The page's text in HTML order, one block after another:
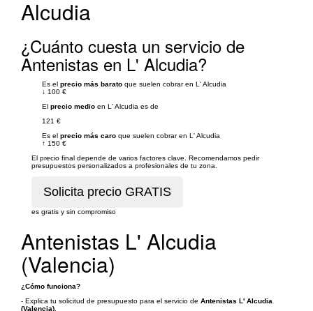
Alcudia
¿Cuánto cuesta un servicio de
Antenistas en L' Alcudia?
Es el precio más barato que suelen cobrar en L' Alcudia
↓ 100 €
El precio medio en L' Alcudia es de
121 €
Es el precio más caro que suelen cobrar en L' Alcudia
↑ 150 €
El precio final depende de varios factores clave. Recomendamos pedir
presupuestos personalizados a profesionales de tu zona.
es gratis y sin compromiso
Antenistas L' Alcudia
(Valencia)
¿Cómo funciona?
- Explica tu solicitud de presupuesto para el servicio de Antenistas L' Alcudia
(Valencia)